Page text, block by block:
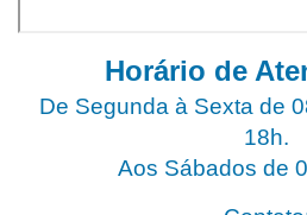
Horário de
De Segunda à Sexta de
18h.
Aos Sábados de